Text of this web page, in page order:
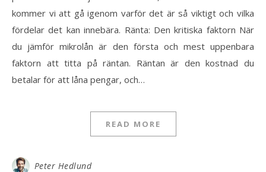
kommer vi att gå igenom varför det är så viktigt och vilka
fördelar det kan innebära. Ränta: Den kritiska faktorn När
du jämför mikrolån är den första och mest uppenbara
faktorn att titta på räntan. Räntan är den kostnad du
betalar för att låna pengar, och…
READ MORE
Peter Hedlund